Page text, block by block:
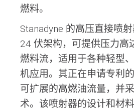
燃料。
Stanadyne 的高压直接喷
24 伏架构，可提供压力高
燃料流，适用于各种轻型
机应用。其正在申请专利
可扩展的高燃油流量，并
术。该喷射器的设计和材